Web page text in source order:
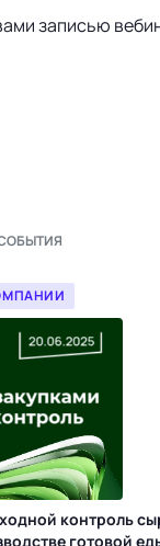
записью
контроль
готовой